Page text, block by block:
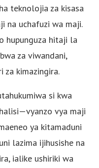
teknolojia za kisasa
na uchafuzi wa maji.
hupunguza hitaji la
za viwandani,
za kimazingira.
si kwa
vya maji
ya kitamaduni
lazima ijihusishe na
ialike ushiriki wa